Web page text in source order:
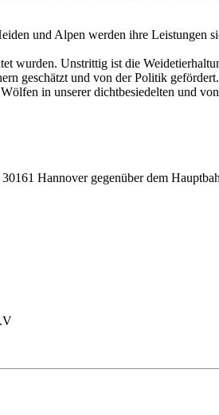
und Alpen werden ihre Leistungen
wurden. Unstrittig ist die
geschätzt und von der Politik
in unserer dichtbesiedelten und
Hannover gegenüber dem